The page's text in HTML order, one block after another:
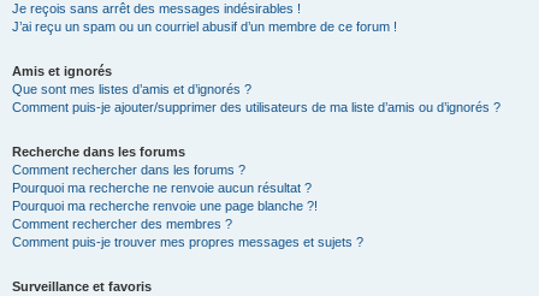
Je reçois sans arrêt des messages indésirables !
J’ai reçu un spam ou un courriel abusif d’un membre de ce forum !
Amis et ignorés
Que sont mes listes d’amis et d’ignorés ?
Comment puis-je ajouter/supprimer des utilisateurs de ma liste d’amis ou d’ignorés ?
Recherche dans les forums
Comment rechercher dans les forums ?
Pourquoi ma recherche ne renvoie aucun résultat ?
Pourquoi ma recherche renvoie une page blanche ?!
Comment rechercher des membres ?
Comment puis-je trouver mes propres messages et sujets ?
Surveillance et favoris